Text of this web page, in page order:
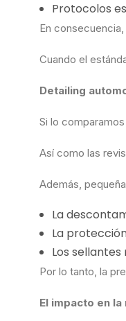
Protocolos
En
Cuando el
Detailing
Si lo
Así como las
Además,
La
La
Los
Por lo tanto, la
El impacto en